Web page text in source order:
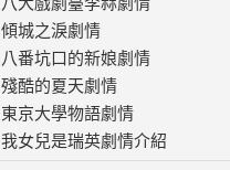
傾城之淚劇情
八番坑口的新娘劇情
殘酷的夏天劇情
東京大學物語劇情
我女兒是瑞英劇情介紹